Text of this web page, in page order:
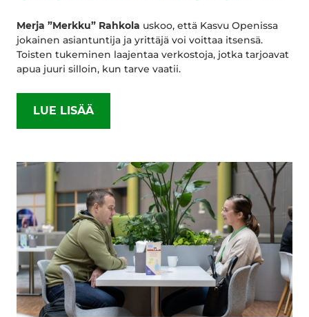
Merja ”Merkku” Rahkola uskoo, että Kasvu Openissa
jokainen asiantuntija ja yrittäjä voi voittaa itsensä.
Toisten tukeminen laajentaa verkostoja, jotka tarjoavat
apua juuri silloin, kun tarve vaatii.
LUE LISÄÄ